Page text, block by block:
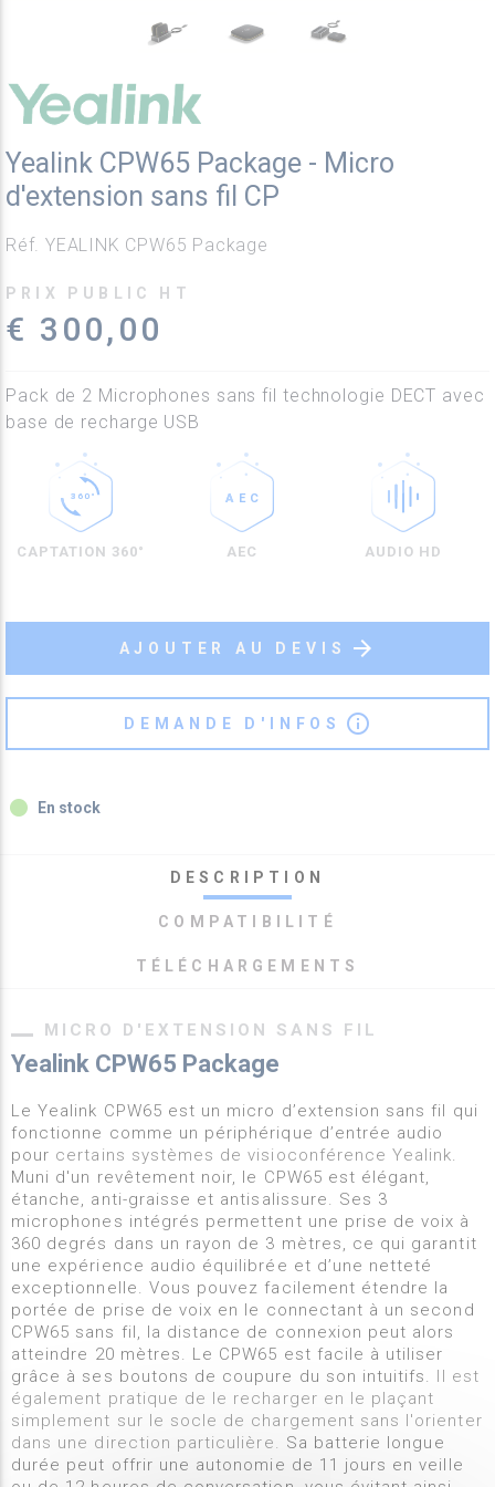
Yealink CPW65 Package - Micro
d'extension sans fil CP
Réf. YEALINK CPW65 Package
PRIX PUBLIC HT
€ 300,00
Pack de 2 Microphones sans fil technologie DECT avec
base de recharge USB
CAPTATION 360° AEC AUDIO HD
AJOUTER AU DEVIS arrow_forward
DEMANDE D'INFOS info_outline
fiber_manual_record En stock
DESCRIPTION
COMPATIBILITÉ
TÉLÉCHARGEMENTS
MICRO D'EXTENSION SANS FIL
Yealink CPW65 Package
Le Yealink CPW65 est un micro d’extension sans fil qui
fonctionne comme un périphérique d’entrée audio
pour certains systèmes de visioconférence Yealink.
Muni d'un revêtement noir, le CPW65 est élégant,
étanche, anti-graisse et antisalissure. Ses 3
microphones intégrés permettent une prise de voix à
360 degrés dans un rayon de 3 mètres, ce qui garantit
une expérience audio équilibrée et d’une netteté
exceptionnelle. Vous pouvez facilement étendre la
portée de prise de voix en le connectant à un second
CPW65 sans fil, la distance de connexion peut alors
atteindre 20 mètres. Le CPW65 est facile à utiliser
grâce à ses boutons de coupure du son intuitifs. Il est
également pratique de le recharger en le plaçant
simplement sur le socle de chargement sans l'orienter
dans une direction particulière. Sa batterie longue
durée peut offrir une autonomie de 11 jours en veille